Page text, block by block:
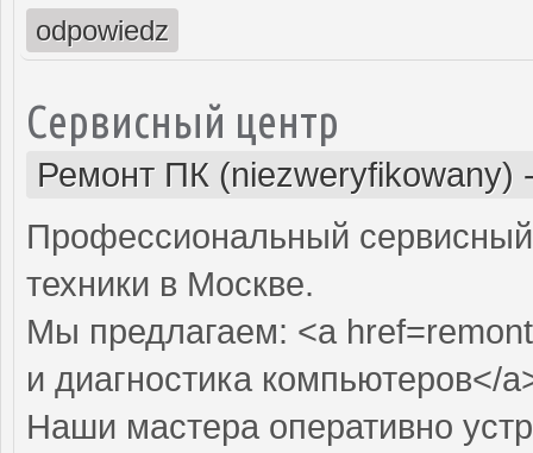
odpowiedz
Сервисный центр
Ремонт ПК (niezweryfikowany)
Профессиональный
техники в Москве.
Мы предлагаем: <a
и диагностика компьютеров</
Наши мастера оперативно